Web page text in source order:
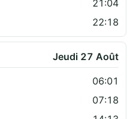
21:04
22:18
Jeudi 27 Août
06:01
07:18